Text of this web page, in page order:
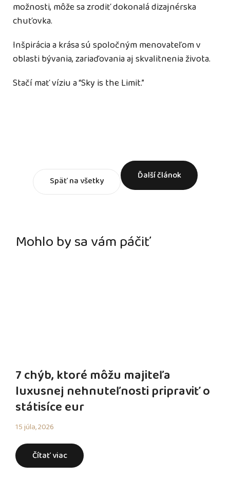
možnosti, môže sa zrodiť dokonalá dizajnérska
chuťovka.
Inšpirácia a krása sú spoločným menovateľom v
oblasti bývania, zariaďovania aj skvalitnenia života.
Stačí mať víziu a “Sky is the Limit.”
Späť na všetky Ďalší článok
Mohlo by sa vám páčiť
7 chýb, ktoré môžu majiteľa
luxusnej nehnuteľnosti pripraviť o
státisíce eur
15 júla, 2026
Čítať viac